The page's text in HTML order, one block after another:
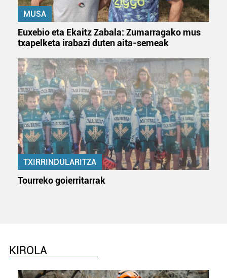
MUSA
Euxebio eta Ekaitz Zabala: Zumarragako mus
txapelketa irabazi duten aita-semeak
TXIRRINDULARITZA
Tourreko goierritarrak
KIROLA